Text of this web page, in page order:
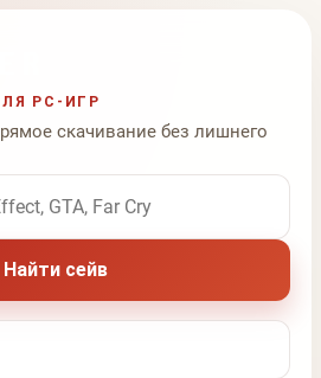
PC-ИГР
скачивание без лишнего
Найти сейв